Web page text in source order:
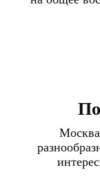
Москва